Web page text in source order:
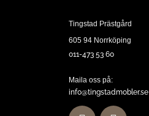
Tingstad Prästgård
605 94 Norrköping
011-473 53 60
Maila oss på:
info@tingstadmobler.se